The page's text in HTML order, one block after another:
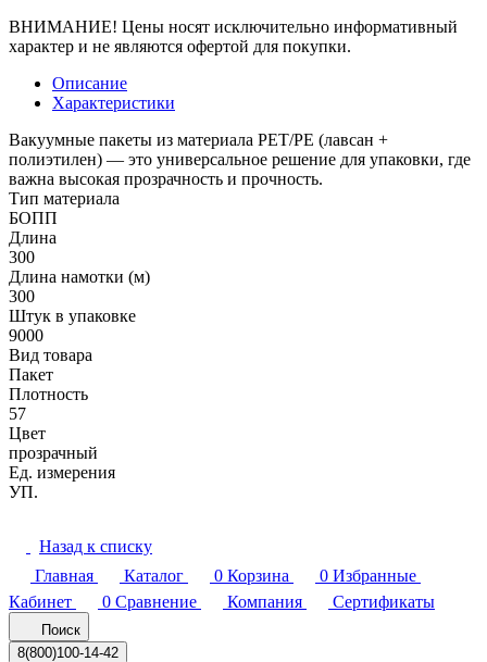
ВНИМАНИЕ! Цены носят исключительно информативный
характер и не являются офертой для покупки.
Описание
Характеристики
Вакуумные пакеты из материала PET/PE (лавсан +
полиэтилен) — это универсальное решение для упаковки, где
важна высокая прозрачность и прочность.
Тип материала
БОПП
Длина
300
Длина намотки (м)
300
Штук в упаковке
9000
Вид товара
Пакет
Плотность
57
Цвет
прозрачный
Ед. измерения
УП.
Назад к списку
Главная
Каталог 0 Корзина 0 Избранные
Кабинет
0 Сравнение Компания Сертификаты
Поиск
8(800)100-14-42